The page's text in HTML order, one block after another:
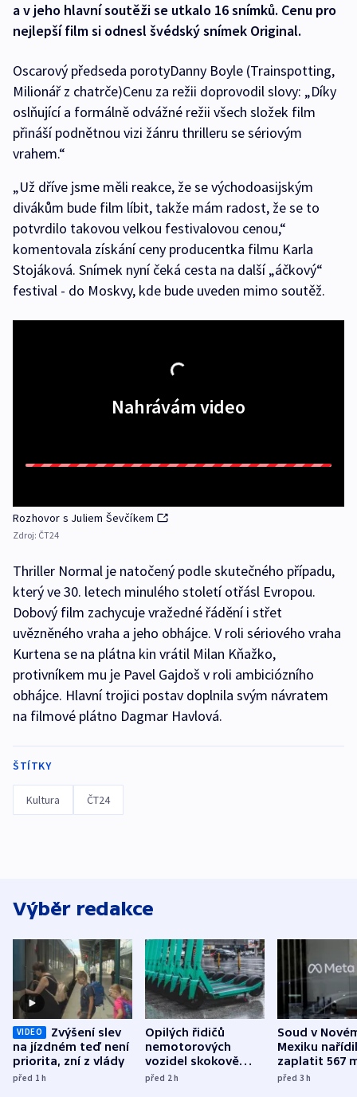
a v jeho hlavní soutěži se utkalo 16 snímků. Cenu pro
nejlepší film si odnesl švédský snímek Original.
Oscarový předseda porotyDanny Boyle (Trainspotting,
Milionář z chatrče)Cenu za režii doprovodil slovy: „Díky
oslňující a formálně odvážné režii všech složek film
přináší podnětnou vizi žánru thrilleru se sériovým
vrahem.“
„Už dříve jsme měli reakce, že se východoasijským
divákům bude film líbit, takže mám radost, že se to
potvrdilo takovou velkou festivalovou cenou,“
komentovala získání ceny producentka filmu Karla
Stojáková. Snímek nyní čeká cesta na další „áčkový“
festival - do Moskvy, kde bude uveden mimo soutěž.
Nahrávám video
Rozhovor s Juliem Ševčíkem
Zdroj: ČT24
Thriller Normal je natočený podle skutečného případu,
který ve 30. letech minulého století otřásl Evropou.
Dobový film zachycuje vražedné řádění i střet
uvězněného vraha a jeho obhájce. V roli sériového vraha
Kurtena se na plátna kin vrátil Milan Kňažko,
protivníkem mu je Pavel Gajdoš v roli ambiciózního
obhájce. Hlavní trojici postav doplnila svým návratem
na filmové plátno Dagmar Havlová.
ŠTÍTKY
Kultura ČT24
Výběr redakce
VIDEO
Zvýšení slev
na jízdném teď není
priorita, zní z vlády
před 1h
Opilých řidičů
nemotorových
vozidel skokově
přibylo, nejvíc ve
před 2h
Soud v
Mexiku
zaplatit 567
dolarů kvůli
před 3h